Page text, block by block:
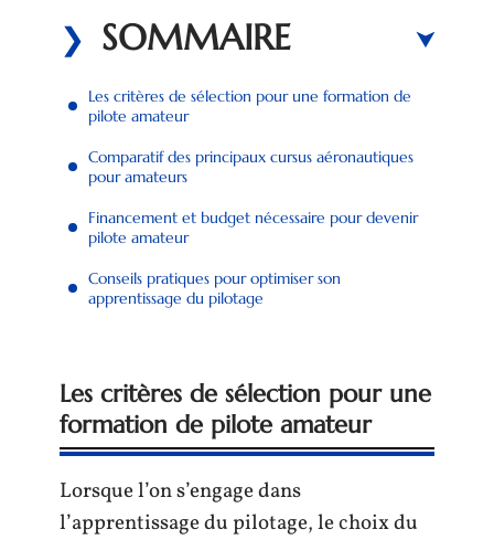
SOMMAIRE
Les critères de sélection pour une formation de
pilote amateur
Comparatif des principaux cursus aéronautiques
pour amateurs
Financement et budget nécessaire pour devenir
pilote amateur
Conseils pratiques pour optimiser son
apprentissage du pilotage
Les critères de sélection pour une
formation de pilote amateur
Lorsque l’on s’engage dans
l’apprentissage du pilotage, le choix du